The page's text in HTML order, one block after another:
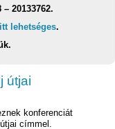
20133762.
itt lehetséges.
útjai
konferenciát
címmel.